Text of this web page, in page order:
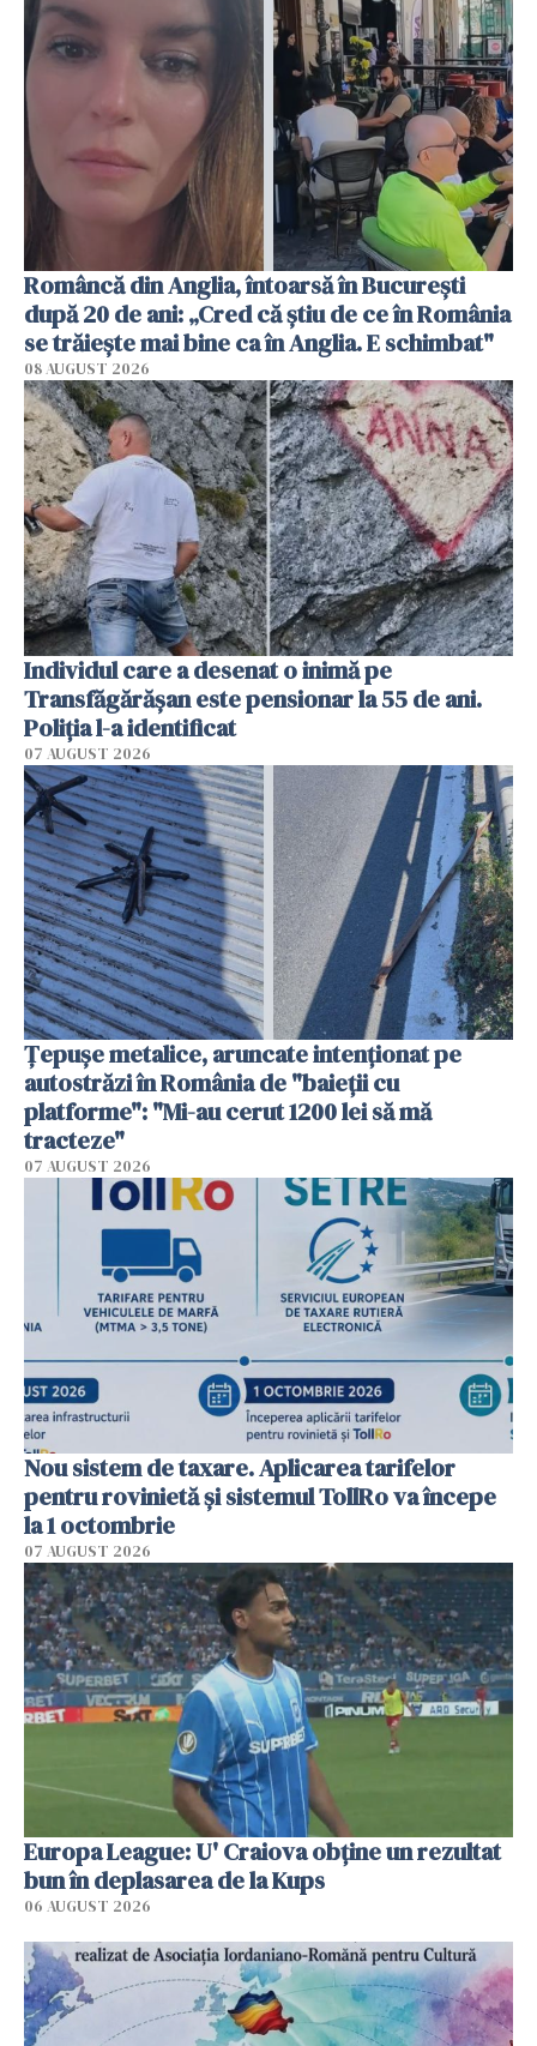
Româncă din Anglia, întoarsă în București
după 20 de ani: „Cred că știu de ce în România
se trăiește mai bine ca în Anglia. E schimbat"
08 AUGUST 2026
Individul care a desenat o inimă pe
Transfăgărășan este pensionar la 55 de ani.
Poliția l-a identificat
07 AUGUST 2026
Țepușe metalice, aruncate intenționat pe
autostrăzi în România de "baieții cu
platforme": "Mi-au cerut 1200 lei să mă
tracteze"
07 AUGUST 2026
Nou sistem de taxare. Aplicarea tarifelor
pentru rovinietă şi sistemul TollRo va începe
la 1 octombrie
07 AUGUST 2026
Europa League: U' Craiova obține un rezultat
bun în deplasarea de la Kups
06 AUGUST 2026